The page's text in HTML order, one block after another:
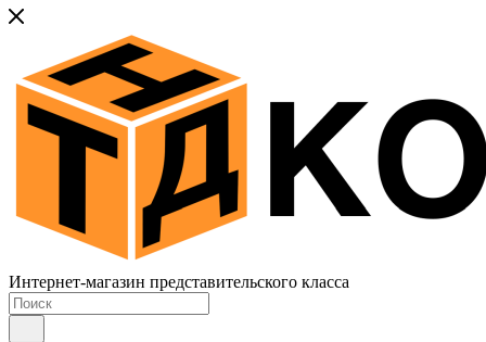
Интернет-магазин представительского класса